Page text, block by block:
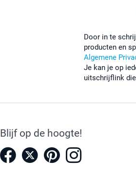
Door in te
producten en
Algemene
Je kan je op
uitschrijflink
Blijf op de hoogte!